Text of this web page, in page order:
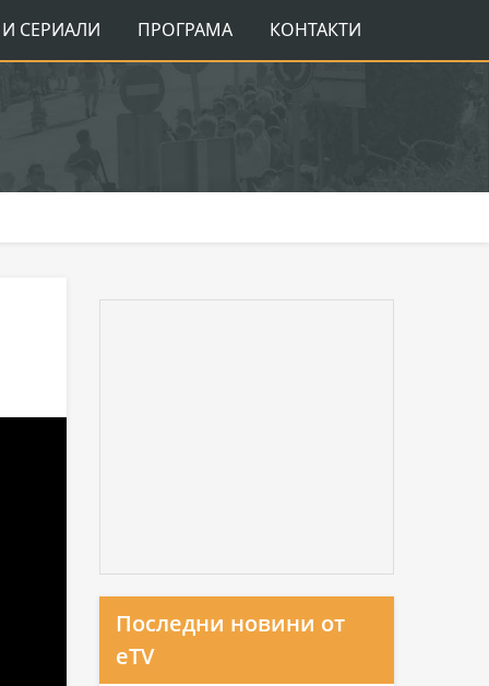
СЕРИАЛИ ПРОГРАМА КОНТАКТИ
Последни новини от
eTV